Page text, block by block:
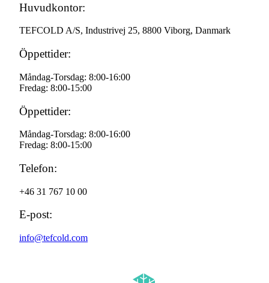
Huvudkontor:
TEFCOLD A/S, Industrivej 25, 8800 Viborg, Danmark
Öppettider:
Måndag-Torsdag: 8:00-16:00
Fredag: 8:00-15:00
Öppettider:
Måndag-Torsdag: 8:00-16:00
Fredag: 8:00-15:00
Telefon:
+46 31 767 10 00
E-post:
info@tefcold.com